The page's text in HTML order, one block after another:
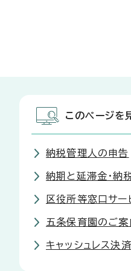
このページを
納税管理人の申告
納期と延滞金・納
区役所等窓口サ
五条保育園のご案
キャッシュレス決